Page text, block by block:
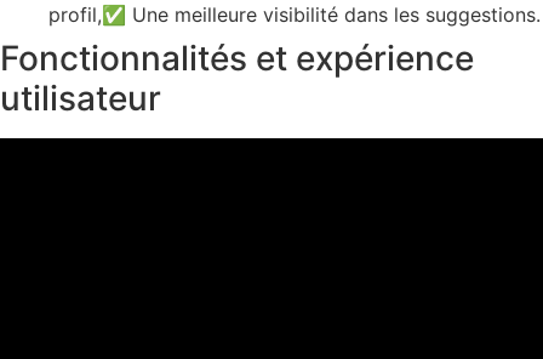
profil,✅ Une meilleure visibilité dans les suggestions.
Fonctionnalités et expérience
utilisateur